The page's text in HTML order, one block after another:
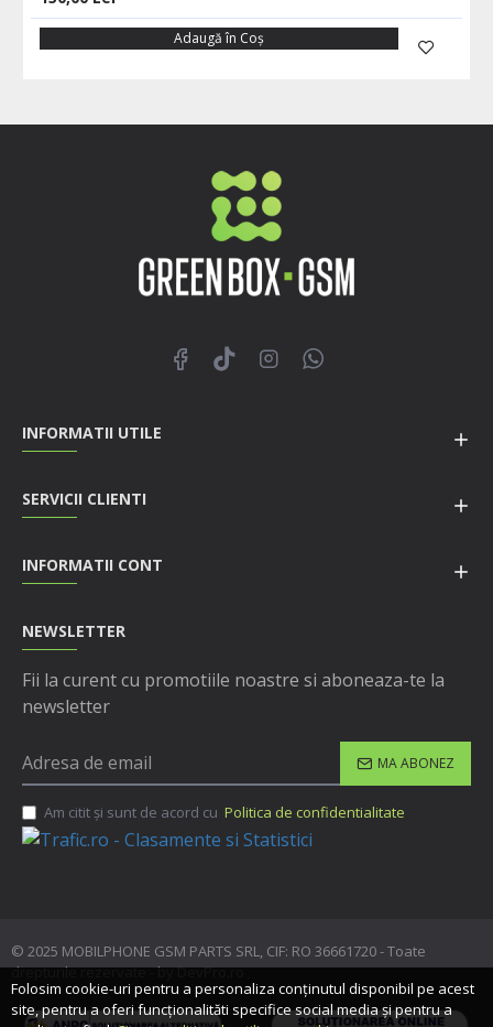
Adaugă în Coş
INFORMATII UTILE
SERVICII CLIENTI
INFORMATII CONT
NEWSLETTER
Fii la curent cu promotiile noastre si aboneaza-te la
newsletter
MA ABONEZ
Am citit şi sunt de acord cu Politica de confidentialitate
© 2025 MOBILPHONE GSM PARTS SRL, CIF: RO 36661720 - Toate
drepturile rezervate - by DevPro.ro
Folosim cookie-uri pentru a personaliza conținutul disponibil pe acest
site, pentru a oferi funcționalităti specifice social media și pentru a